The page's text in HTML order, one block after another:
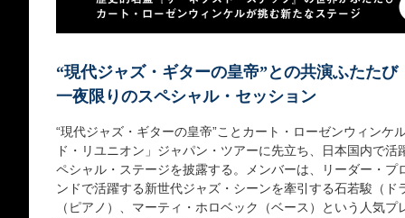
“現代ジャズ・ギターの皇帝”との共演ふたたび
一夜限りのスペシャル・セッション
“現代ジャズ・ギターの皇帝”ことカート・ローゼンウィンケ
ド・リユニオン」ジャパン・ツアーに先立ち、日本国内で
ペシャル・ステージを披露する。メンバーは、リーダー・
ンドで活躍する新世代ジャズ・シーンを牽引する石若駿（
（ピアノ）、マーティ・ホロベック（ベース）という人気